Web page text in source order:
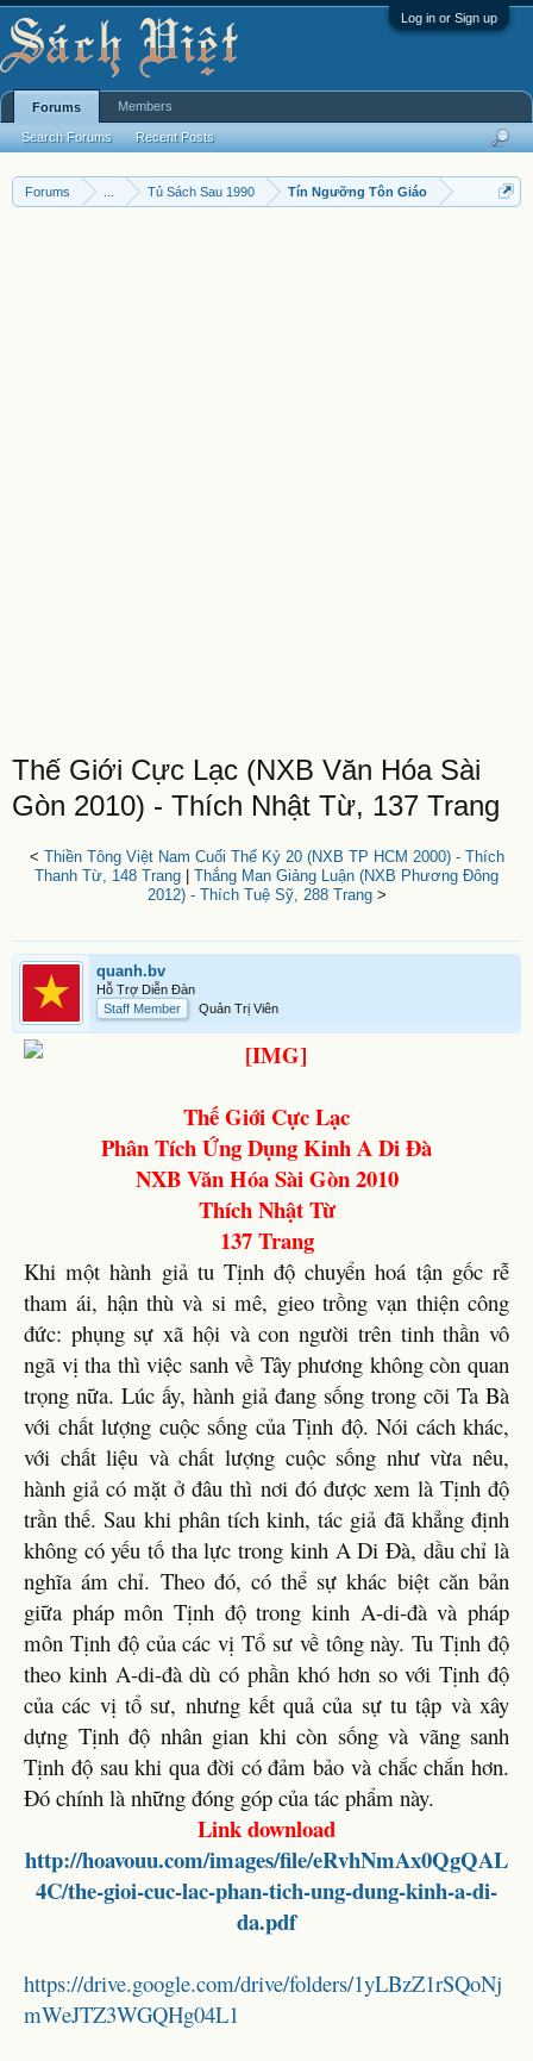
Log in or Sign up
Forums Tủ Sách Sau 1990 Tín Ngưỡng Tôn Giáo
Thế Giới Cực Lạc (NXB Văn Hóa Sài
Gòn 2010) - Thích Nhật Từ, 137 Trang
< Thiền Tông Việt Nam Cuối Thế Kỷ 20 (NXB TP HCM 2000) - Thích
Thanh Từ, 148 Trang
Thắng Man Giảng Luận (NXB Phương Đông
2012) - Thích Tuệ Sỹ, 288 Trang>
quanh.bv
Hỗ Trợ Diễn Đàn
Staff Member
Quản Trị Viên
Thế Giới Cực Lạc
Phân Tích Ứng Dụng Kinh A Di Đà
NXB Văn Hóa Sài Gòn 2010
Thích Nhật Từ
137 Trang
Khi một hành giả tu Tịnh độ chuyển hoá tận gốc rễ
tham ái, hận thù và si mê, gieo trồng vạn thiện công
đức: phụng sự xã hội và con người trên tinh thần vô
ngã vị tha thì việc sanh về Tây phương không còn quan
trọng nữa. Lúc ấy, hành giả đang sống trong cõi Ta Bà
với chất lượng cuộc sống của Tịnh độ. Nói cách khác,
với chất liệu và chất lượng cuộc sống như vừa nêu,
hành giả có mặt ở đâu thì nơi đó được xem là Tịnh độ
trần thế. Sau khi phân tích kinh, tác giả đã khẳng định
không có yếu tố tha lực trong kinh A Di Đà, dầu chỉ là
nghĩa ám chỉ. Theo đó, có thể sự khác biệt căn bản
giữa pháp môn Tịnh độ trong kinh A-di-đà và pháp
môn Tịnh độ của các vị Tổ sư về tông này. Tu Tịnh độ
theo kinh A-di-đà dù có phần khó hơn so với Tịnh độ
của các vị tổ sư, nhưng kết quả của sự tu tập và xây
dựng Tịnh độ nhân gian khi còn sống và vãng sanh
Tịnh độ sau khi qua đời có đảm bảo và chắc chắn hơn.
Đó chính là những đóng góp của tác phẩm này.
Link download
http://hoavouu.com/images/file/eRvhNmAx0QgQAL
4C/the-gioi-cuc-lac-phan-tich-ung-dung-kinh-a-di-
da.pdf
https://drive.google.com/drive/folders/1yLBzZ1rSQoNj
mWeJTZ3WGQHg04L1
Forums
Search Forums Recent Posts
Members